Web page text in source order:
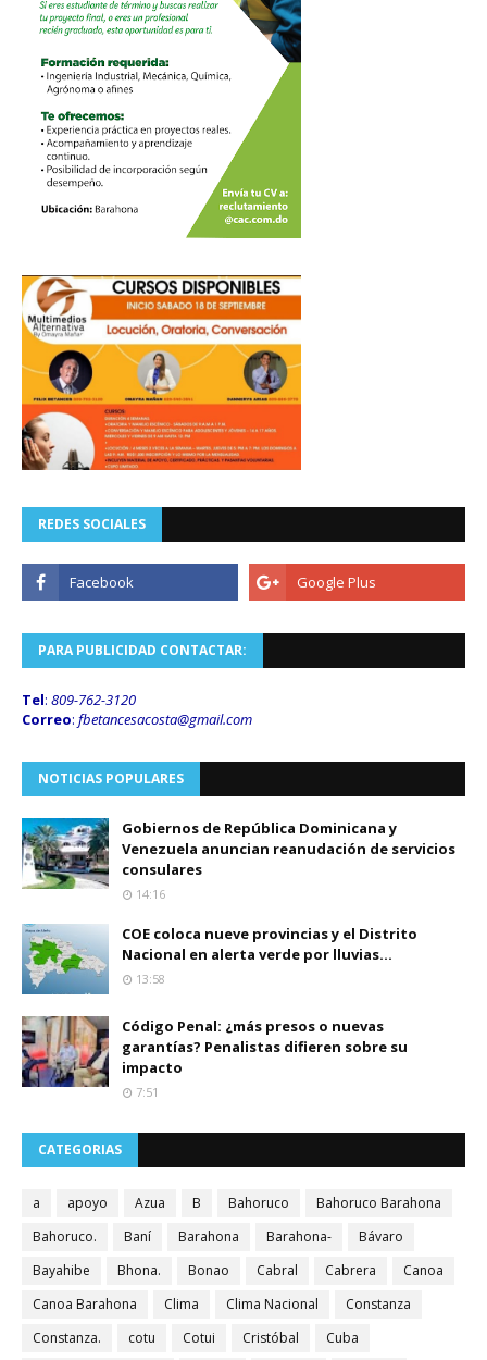
REDES SOCIALES
PARA PUBLICIDAD CONTACTAR:
Tel: 809-762-3120
Correo: fbetancesacosta@gmail.com
NOTICIAS POPULARES
Gobiernos de República Dominicana y
Venezuela anuncian reanudación de servicios
consulares
14:16
COE coloca nueve provincias y el Distrito
Nacional en alerta verde por lluvias...
13:58
Código Penal: ¿más presos o nuevas
garantías? Penalistas difieren sobre su
impacto
7:51
CATEGORIAS
a apoyo Azua B Bahoruco
Bahoruco Barahona
Bahoruco.
Baní Barahona Barahona-
Bávaro
Bayahibe
Bhona. Bonao Cabral Cabrera
Canoa
Canoa Barahona
Clima Clima Nacional
Constanza
Constanza.
cotu Cotui Cristóbal
Cuba